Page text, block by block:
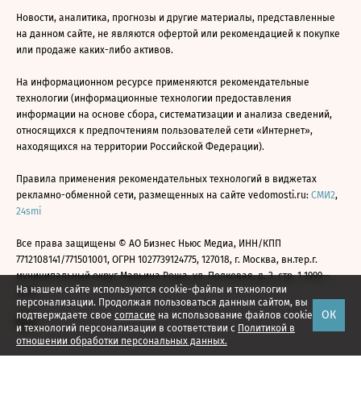
На нашем сайте используются cookie-файлы и технологии
персонализации. Продолжая пользоваться данным сайтом, вы
подтверждаете свое согласие на использование файлов cookie
и технологий персонализации в соответствии с Политикой в
отношении обработки персональных данных.
ОК
Новости, аналитика, прогнозы и другие материалы, представленные
на данном сайте, не являются офертой или рекомендацией к покупке
или продаже каких-либо активов.
На информационном ресурсе применяются рекомендательные
технологии (информационные технологии предоставления
информации на основе сбора, систематизации и анализа сведений,
относящихся к предпочтениям пользователей сети «Интернет»,
находящихся на территории Российской Федерации).
Правила применения рекомендательных технологий в виджетах
рекламно-обменной сети, размещенных на сайте vedomosti.ru: СМИ2,
24smi
Все права защищены © АО Бизнес Ньюс Медиа, ИНН/КПП
7712108141/771501001, ОГРН 1027739124775, 127018, г. Москва, вн.тер.г.
муниципальный округ Марьина Роща, ул. Полковая, д. 3, стр. 1 1999—
2026